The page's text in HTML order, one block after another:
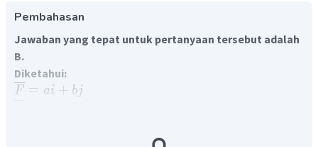
Pembahasan
Jawaban yang tepat untuk pertanyaan tersebut adalah
B.
Diketahui:
F = ai + bj